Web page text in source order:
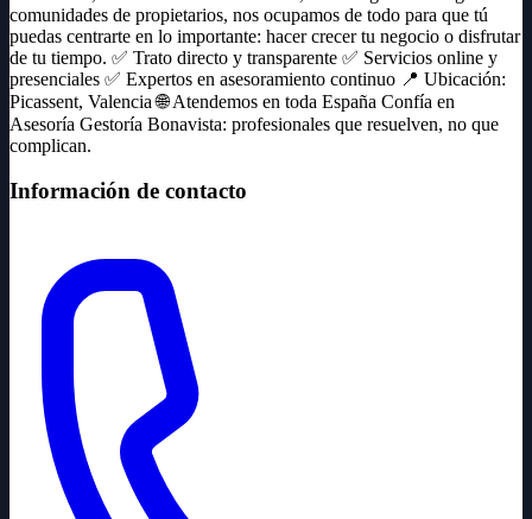
comunidades de propietarios, nos ocupamos de todo para que tú
puedas centrarte en lo importante: hacer crecer tu negocio o disfrutar
de tu tiempo. ✅ Trato directo y transparente ✅ Servicios online y
presenciales ✅ Expertos en asesoramiento continuo 📍 Ubicación:
Picassent, Valencia 🌐 Atendemos en toda España Confía en
Asesoría Gestoría Bonavista: profesionales que resuelven, no que
complican.
Información de contacto